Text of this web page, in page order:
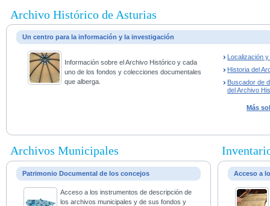
Archivo Histórico de Asturias
Un centro para la información y la investigación
Información sobre el Archivo Histórico y cada
uno de los fondos y colecciones documentales
que alberga.
Localización
Historia del
Buscador de
del Archivo
Más
Archivos Municipales
Patrimonio Documental de los concejos
Acceso a los instrumentos de descripción de
los archivos municipales y de sus fondos y
Acceso a